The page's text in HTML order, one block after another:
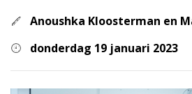
Anoushka Kloosterman en
donderdag 19 januari 2023